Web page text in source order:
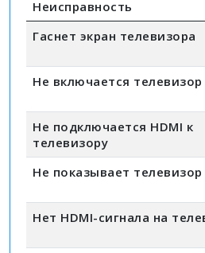
Неисправность
Гаснет экран телевизора
Не включается телевизор
Не подключается HDMI к
телевизору
Не показывает телевизор
Нет HDMI-сигнала на